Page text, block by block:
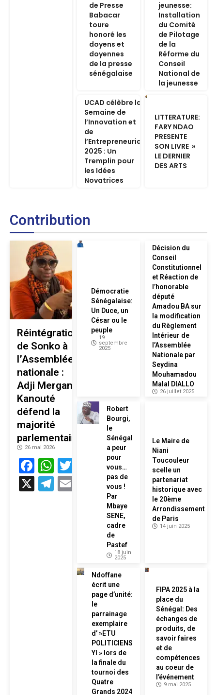
de Presse
Babacar
toure
honoré les
doyens et
doyennes
de la presse
sénégalaise
jeunesse:
Installation
du Comité
de Pilotage
de la
Réforme du
Conseil
National de
la jeunesse
UCAD célèbre la
Semaine de
l’Innovation et
de
l’Entrepreneuriat
2025 : Un
Tremplin pour
les Idées
Novatrices
LITTERATURE:
FARY NDAO
PRESENTE
SON LIVRE »
LE DERNIER
DES ARTS
Contribution
Réintégration
de Sonko à
l’Assemblée
nationale :
Adji Mergane
Kanouté
défend la
majorité
parlementaire
26 mai 2026
Facebook
WhatsApp
Twitter
X
Telegram
Email
Démocratie
Sénégalaise:
Un Duce, un
César ou le
peuple
19
septembre
2025
Décision du
Conseil
Constitutionnel
et Réaction de
l’honorable
député
Amadou BA sur
la modification
du Règlement
Intérieur de
l’Assemblée
Nationale par
Seydina
Mouhamadou
Malal DIALLO
26 juillet 2025
Robert
Bourgi,
le
Sénégal
a peur
pour
vous…
pas de
vous !
Par
Mbaye
SENE,
cadre
de
Pastef
18 juin
2025
Le Maire de
Niani
Toucouleur
scelle un
partenariat
historique avec
le 20ème
Arrondissement
de Paris
14 juin 2025
Ndoffane
écrit une
page d’unité:
le
parrainage
exemplaire
d’ »ETU
POLITICIENS
YI » lors de
la finale du
tournoi des
Quatre
Grands 2024
FIPA 2025 à la
place du
Sénégal: Des
échanges de
produits, de
savoir faires
et de
compétences
au coeur de
l’événement
9 mai 2025